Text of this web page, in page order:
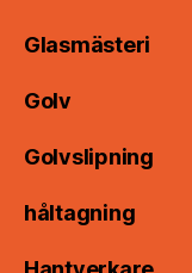
Glasmästeri
Golv
Golvslipning
håltagning